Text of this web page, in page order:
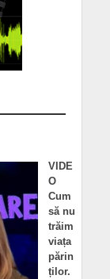
VIDE
O
Cum
să nu
trăim
viața
părin
ților.